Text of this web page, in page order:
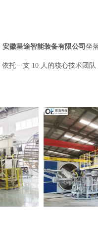
安徽星途智能装备有限公司 坐
依托一支 10 人的核心技术团